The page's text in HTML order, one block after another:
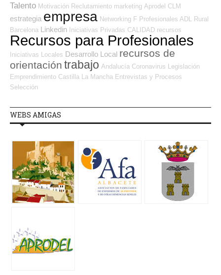
Talento Motivación Reclutamiento marketing Aprodel CLM
estrategia empresa Networking F Profesionales ADL
Rural
Barcelona Linkedin Iniciativas Privadas CALIDAD recursos
Recursos para Profesionales
Iniciativas Locales Desarrollo Local recursos de
orientación trabajo Andalucía Coronavirus Legislación
Emprendimiento Castilla La Mancha Entrevistas y Procesos
Selección
WEBS AMIGAS